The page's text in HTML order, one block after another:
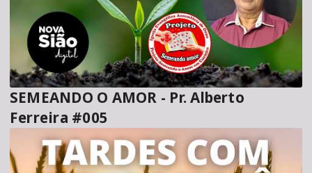
SEMEANDO O AMOR - Pr. Alberto
Ferreira #005